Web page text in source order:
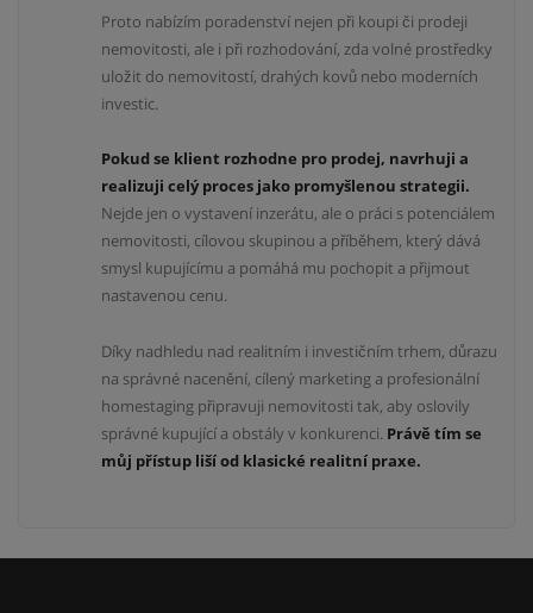
Proto nabízím poradenství nejen při koupi či prodeji
nemovitosti, ale i při rozhodování, zda volné prostředky
uložit do nemovitostí, drahých kovů nebo moderních
investic.
Pokud se klient rozhodne pro prodej, navrhuji a
realizuji celý proces jako promyšlenou strategii.
Nejde jen o vystavení inzerátu, ale o práci s potenciálem
nemovitosti, cílovou skupinou a příběhem, který dává
smysl kupujícímu a pomáhá mu pochopit a přijmout
nastavenou cenu.
Díky nadhledu nad realitním i investičním trhem, důrazu
na správné nacenění, cílený marketing a profesionální
homestaging připravuji nemovitosti tak, aby oslovily
správné kupující a obstály v konkurenci. Právě tím se
můj přístup liší od klasické realitní praxe.